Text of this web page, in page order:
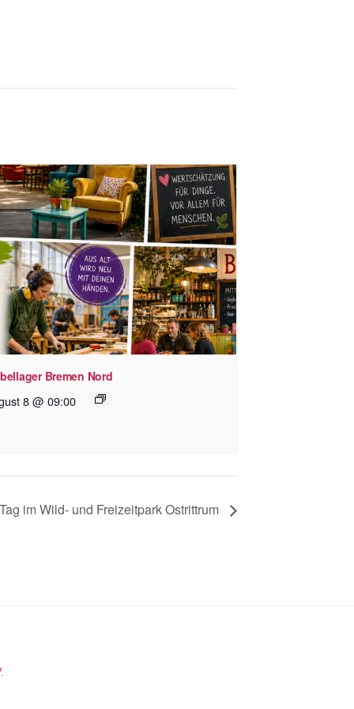
Bremen Nord
8 @ 09:00
im Wild- und Freizeitpark Ostrittrum